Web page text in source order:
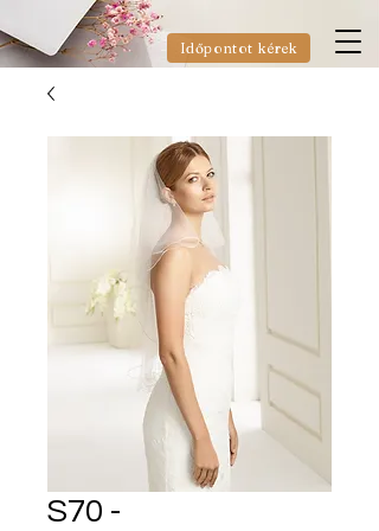
Időpontot kérek
S70 -